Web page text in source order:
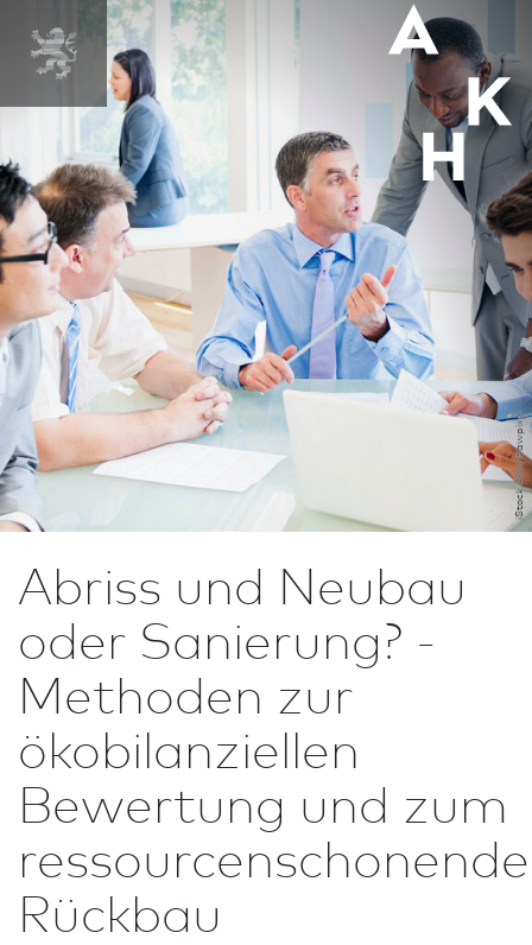
iStock.com/Rawpixel
Abriss und Neu­bau
oder Sanierung? -
Methoden zur
ökobilanziellen
Bewertung und zum
Rückbau